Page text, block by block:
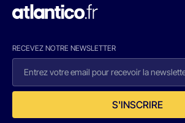
RECEVEZ NOTRE NEWSLETTER
S'INSCRIRE